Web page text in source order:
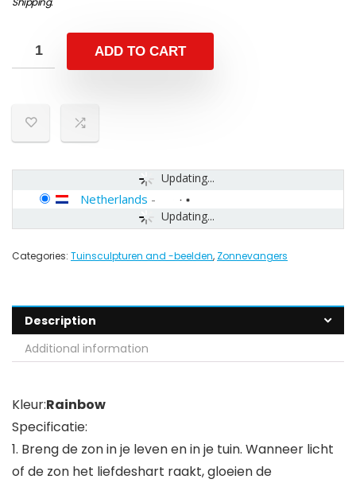
ADD TO CART
Updating...
Updating...
Netherlands -
Categories: Tuinsculpturen and -beelden, Zonnevangers
Description
Additional information
Kleur:Rainbow
Specificatie:
1. Breng de zon in je leven en in je tuin. Wanneer licht
of de zon het liefdeshart raakt, gloeien de